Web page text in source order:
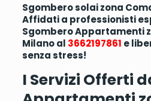
Sgombero solai zona
Affidati a professionisti
Sgombero Appartamenti
Milano al 3662197861 e
senza stress!
I Servizi Offerti